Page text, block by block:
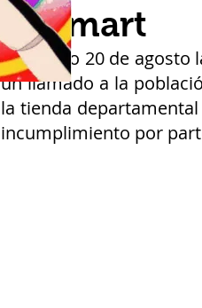
Walmart
El pasado 20 de agosto
un llamado a la
la tienda departamental
incumplimiento por